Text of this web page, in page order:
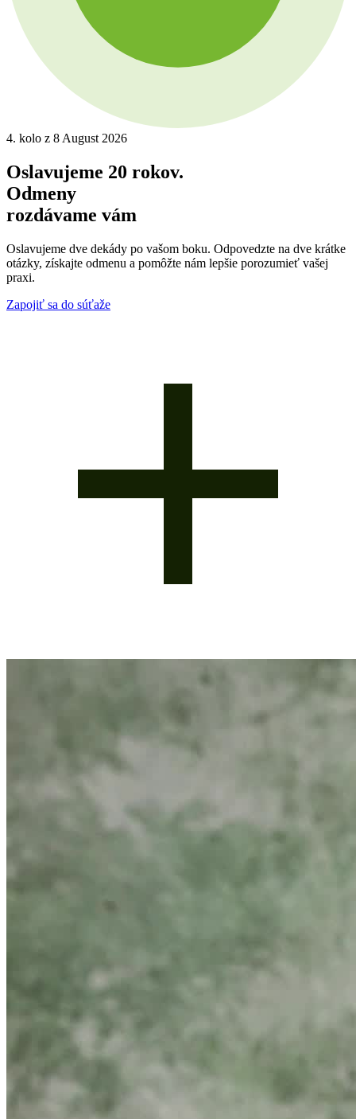
4. kolo z 8 August 2026
Oslavujeme 20 rokov.
Odmeny
rozdávame vám
Oslavujeme dve dekády po vašom boku. Odpovedzte na dve krátke
otázky, získajte odmenu a pomôžte nám lepšie porozumieť vašej
praxi.
Zapojiť sa do súťaže